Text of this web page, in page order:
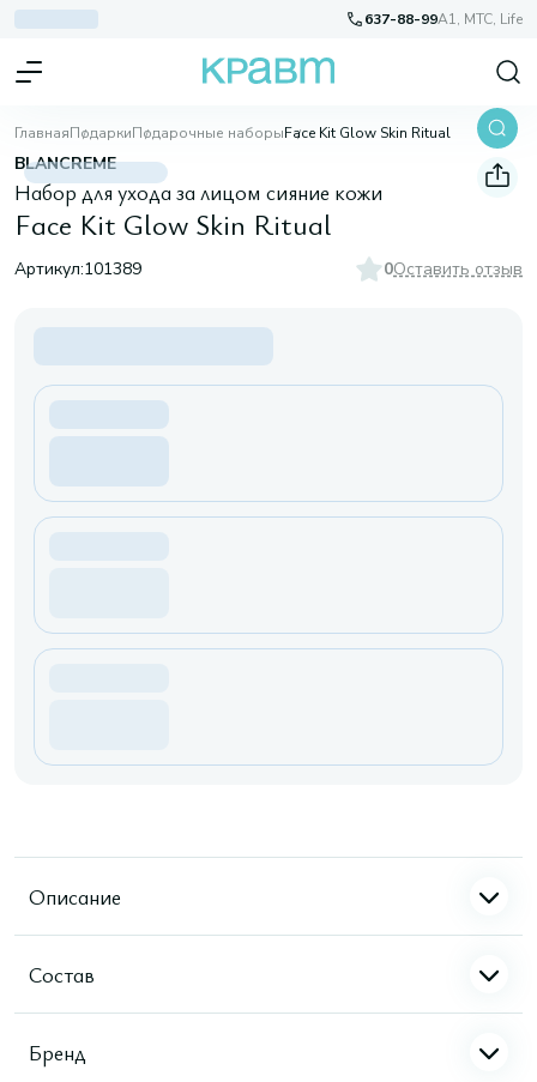
637-88-99A1, МТС, Life
ГлавнаяПодаркиПодарочные наборыFace Kit Glow Skin Ritual
BLANCREME
Набор для ухода за лицом сияние кожи
Face Kit Glow Skin Ritual
Артикул:101389 0Оставить отзыв
Описание
Состав
Бренд